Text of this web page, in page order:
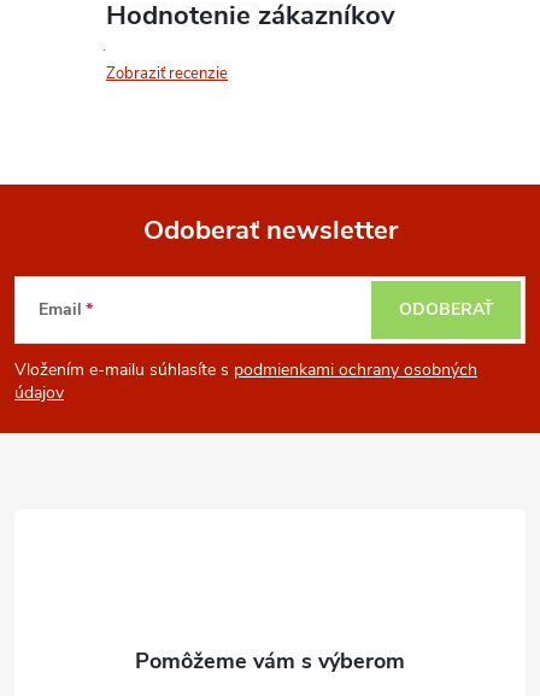
Hodnotenie zákazníkov
Zobraziť recenzie
Z
á
p
Odoberať newsletter
Email
Vložením e-mailu súhlasíte s podmienkami ochrany osobných
údajov
ODOBERAŤ